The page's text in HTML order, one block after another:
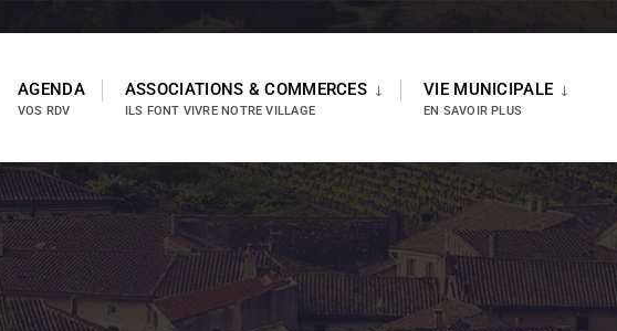
AGENDA
VOS RDV
ASSOCIATIONS & COMMERCES
ILS FONT VIVRE NOTRE VILLAGE
VIE MUNICIPALE
EN SAVOIR PLUS